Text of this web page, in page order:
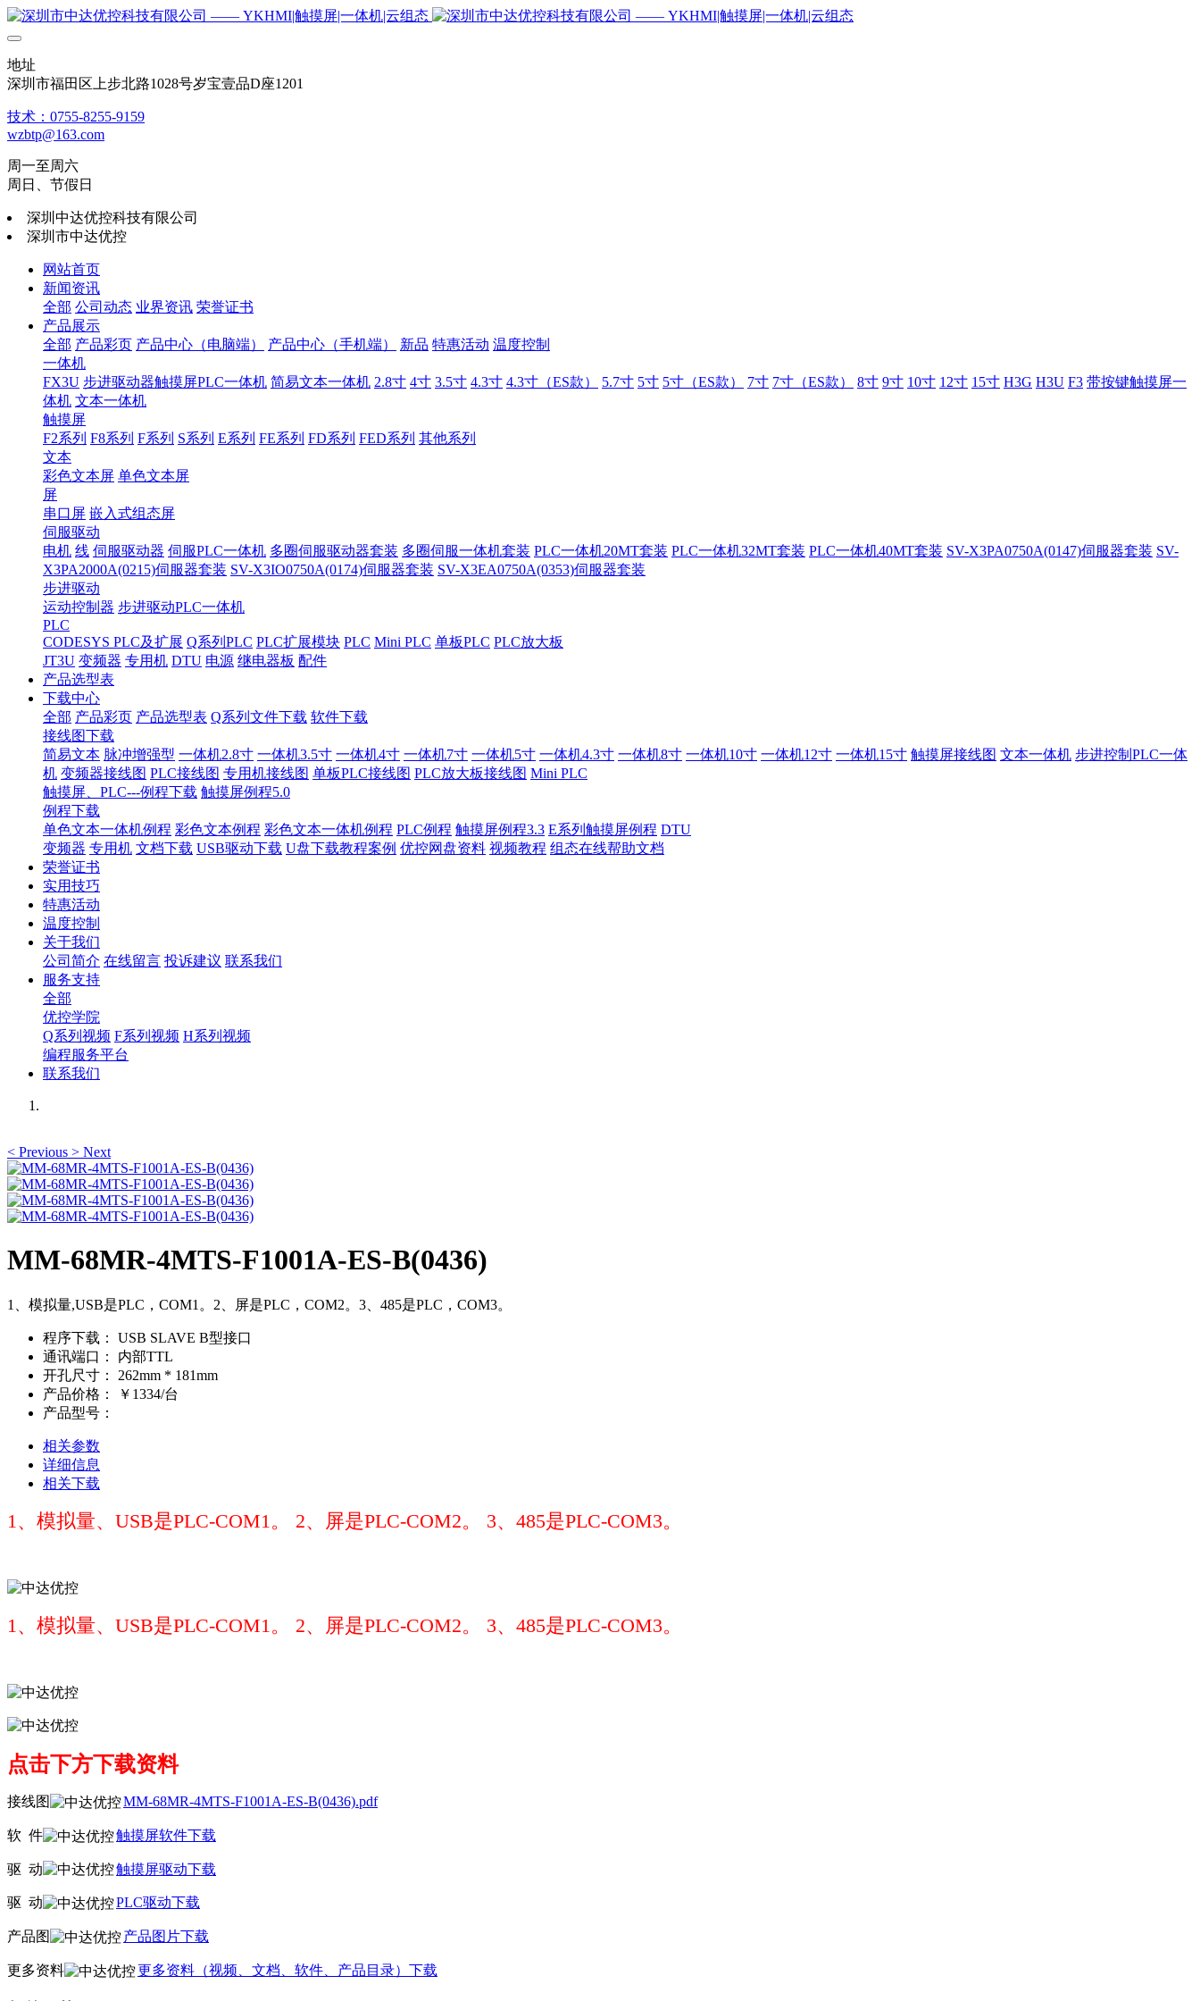
地址
深圳市福田区上步北路1028号岁宝壹品D座1201
技术：0755-8255-9159
wzbtp@163.com
周一至周六
周日、节假日
深圳中达优控科技有限公司
深圳市中达优控
网站首页
新闻资讯
全部 公司动态 业界资讯 荣誉证书
产品展示
全部 产品彩页 产品中心（电脑端） 产品中心（手机端） 新品 特惠活动 温度控制
一体机
FX3U 步进驱动器触摸屏PLC一体机 简易文本一体机 2.8寸 4寸 3.5寸 4.3寸 4.3寸（ES款） 5.7寸 5寸 5寸（ES款） 7寸 7寸（ES款） 8寸 9寸 10寸 12寸 15寸 H3G H3U F3 带按键触摸屏一
体机 文本一体机
触摸屏
F2系列 F8系列 F系列 S系列 E系列 FE系列 FD系列 FED系列 其他系列
文本
彩色文本屏 单色文本屏
屏
串口屏 嵌入式组态屏
伺服驱动
电机 线 伺服驱动器 伺服PLC一体机 多圈伺服驱动器套装 多圈伺服一体机套装 PLC一体机20MT套装 PLC一体机32MT套装 PLC一体机40MT套装 SV-X3PA0750A(0147)伺服器套装 SV-
X3PA2000A(0215)伺服器套装 SV-X3IO0750A(0174)伺服器套装 SV-X3EA0750A(0353)伺服器套装
步进驱动
运动控制器 步进驱动PLC一体机
PLC
CODESYS PLC及扩展 Q系列PLC PLC扩展模块 PLC Mini PLC 单板PLC PLC放大板
JT3U 变频器 专用机 DTU 电源 继电器板 配件
产品选型表
下载中心
全部 产品彩页 产品选型表 Q系列文件下载 软件下载
接线图下载
简易文本 脉冲增强型 一体机2.8寸 一体机3.5寸 一体机4寸 一体机7寸 一体机5寸 一体机4.3寸 一体机8寸 一体机10寸 一体机12寸 一体机15寸 触摸屏接线图 文本一体机 步进控制PLC一体
机 变频器接线图 PLC接线图 专用机接线图 单板PLC接线图 PLC放大板接线图 Mini PLC
触摸屏、PLC---例程下载 触摸屏例程5.0
例程下载
单色文本一体机例程 彩色文本例程 彩色文本一体机例程 PLC例程 触摸屏例程3.3 E系列触摸屏例程 DTU
变频器 专用机 文档下载 USB驱动下载 U盘下载教程案例 优控网盘资料 视频教程 组态在线帮助文档
荣誉证书
实用技巧
特惠活动
温度控制
关于我们
公司简介 在线留言 投诉建议 联系我们
服务支持
全部
优控学院
Q系列视频 F系列视频 H系列视频
编程服务平台
联系我们
< Previous > Next
MM-68MR-4MTS-F1001A-ES-B(0436)
1、模拟量,USB是PLC，COM1。2、屏是PLC，COM2。3、485是PLC，COM3。
程序下载：
USB SLAVE B型接口
通讯端口：
内部TTL
开孔尺寸：
262mm * 181mm
产品价格：
￥1334/台
产品型号：
相关参数
详细信息
相关下载
1、模拟量、USB是PLC-COM1。 2、屏是PLC-COM2。 3、485是PLC-COM3。
1、模拟量、USB是PLC-COM1。 2、屏是PLC-COM2。 3、485是PLC-COM3。
点击下方下载资料
接线图 MM-68MR-4MTS-F1001A-ES-B(0436).pdf
软 件 触摸屏软件下载
驱 动 触摸屏驱动下载
驱 动 PLC驱动下载
产品图 产品图片下载
更多资料 更多资料（视频、文档、软件、产品目录）下载